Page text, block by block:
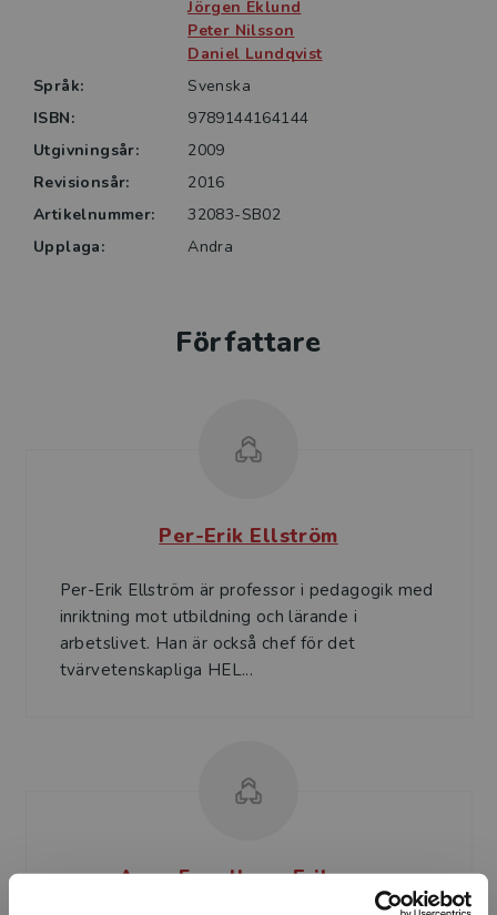
• ledning genom delaktighet
• chefers arbetsmiljö och hälsa
• mätningars roll i styrning och förbättringsarbete
• utvecklingsinriktat ledarskap
• ledarskapsutveckling.
Jörgen Eklund
Peter Nilsson
Daniel Lundqvist
Språk:
Svenska
ISBN:
9789144164144
Utgivningsår:
2009
Revisionsår:
2016
Artikelnummer:
32083-SB02
Upplaga:
Andra
Författare
Per-Erik Ellström
Per-Erik Ellström är professor i pedagogik med
inriktning mot utbildning och lärande i
arbetslivet. Han är också chef för det
tvärvetenskapliga HEL...
Anna Fogelberg Eriksson